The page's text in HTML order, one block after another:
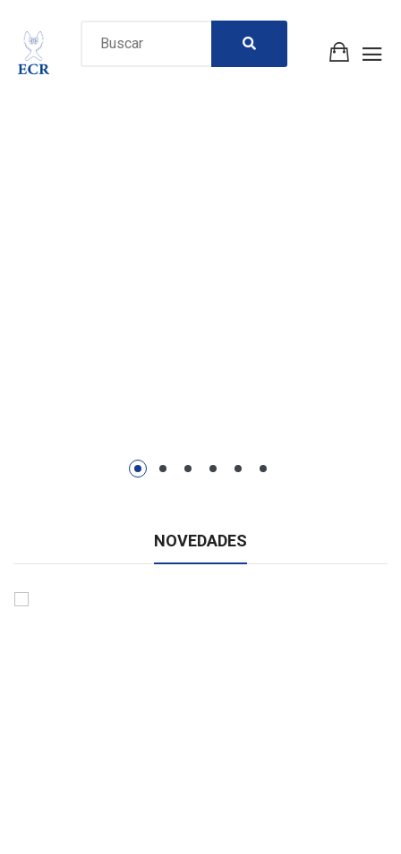
NOVEDADES